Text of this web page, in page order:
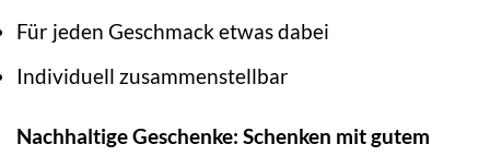
Für jeden Geschmack etwas dabei
Individuell zusammenstellbar
Nachhaltige Geschenke: Schenken mit gutem